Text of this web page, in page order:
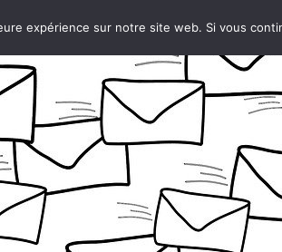
expérience sur notre site web. Si vous